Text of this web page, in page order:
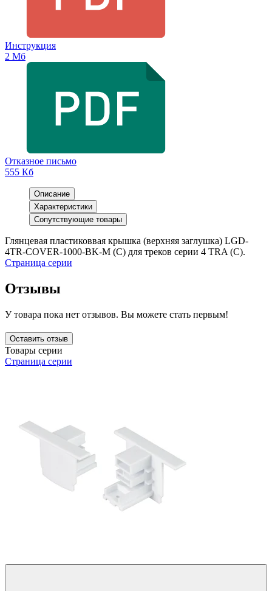
Инструкция
2 Мб
Отказное письмо
555 Кб
Описание
Характеристики
Сопутствующие товары
Глянцевая пластиковвая крышка (верхняя заглушка) LGD-
4TR-COVER-1000-BK-M (C) для треков серии 4 TRA (С).
Страница серии
Отзывы
У товара пока нет отзывов. Вы можете стать первым!
Оставить отзыв
Товары серии
Страница серии